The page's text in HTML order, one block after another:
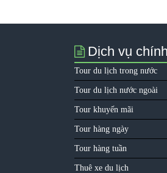
Dịch vụ
Tour du lịch trong nước
Tour du lịch nước ngoài
Tour khuyến mãi
Tour hàng ngày
Tour hàng tuần
Thuê xe du lịch